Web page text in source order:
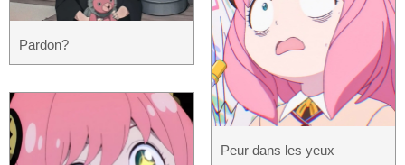
Pardon?
Peur dans les yeux